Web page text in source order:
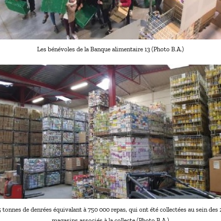
Les bénévoles de la Banque alimentaire 13 (Photo B.A.)
tonnes de denrées équivalant à 750 000 repas, qui ont été collectées au sein des